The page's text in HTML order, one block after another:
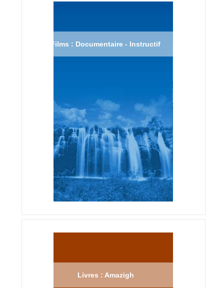
Films : Documentaire - Instructif
Livres : Amazigh